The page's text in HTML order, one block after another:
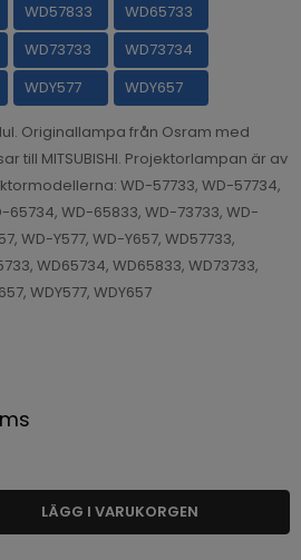
WD57833
WD65733
WD73733
WD73734
WDY577 WDY657
Originallampa från Osram med
till MITSUBISHI. Projektorlampan är av
WD-57733, WD-57734,
65734, WD-65833, WD-73733, WD-
WD-Y577, WD-Y657, WD57733,
WD65734, WD65833, WD73733,
WDY577, WDY657
LÄGG I VARUKORGEN